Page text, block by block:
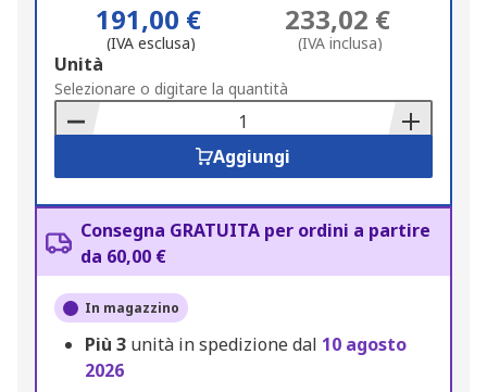
191,00 €
(IVA esclusa)
233,02 €
(IVA inclusa)
Add
to
Basket
Unità
Selezionare o digitare la quantità
Aggiungi
Consegna GRATUITA per ordini a partire
da 60,00 €
In magazzino
Più 3 unità in spedizione dal 10 agosto
2026